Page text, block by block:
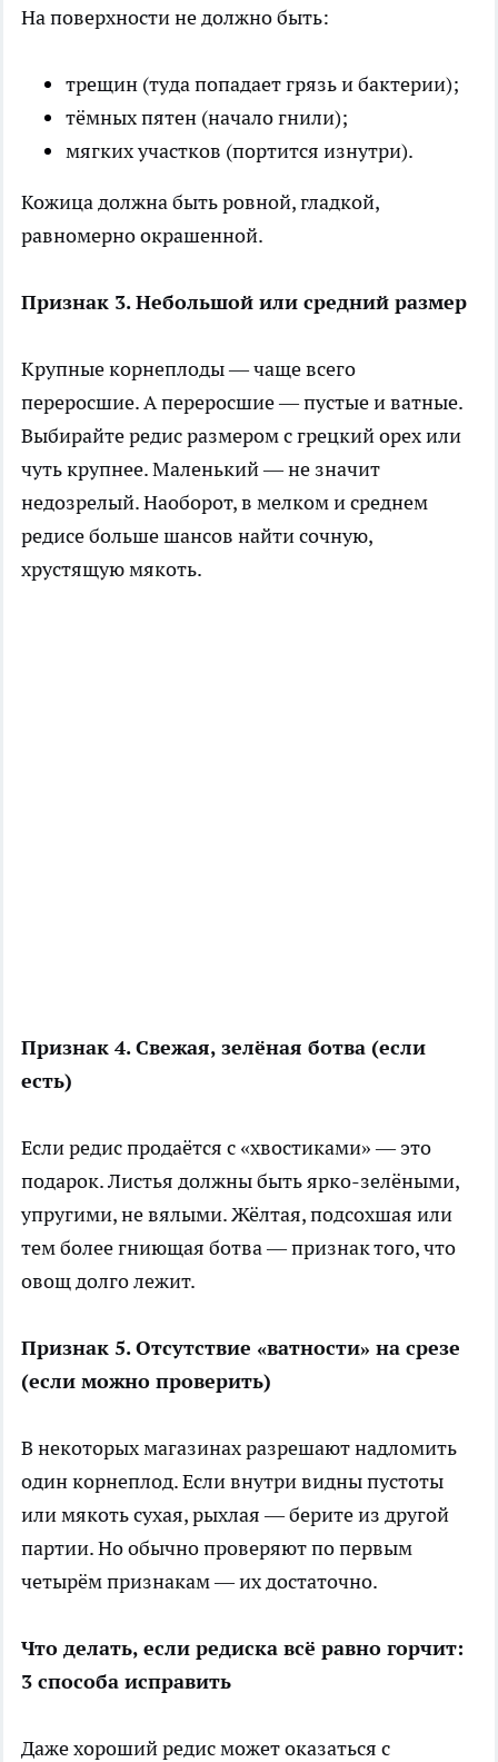
На поверхности не должно быть:
трещин (туда попадает грязь и бактерии);
тёмных пятен (начало гнили);
мягких участков (портится изнутри).
Кожица должна быть ровной, гладкой,
равномерно окрашенной.
Признак 3. Небольшой или средний размер
Крупные корнеплоды — чаще всего
переросшие. А переросшие — пустые и ватные.
Выбирайте редис размером с грецкий орех или
чуть крупнее. Маленький — не значит
недозрелый. Наоборот, в мелком и среднем
редисе больше шансов найти сочную,
хрустящую мякоть.
Признак 4. Свежая, зелёная ботва (если
есть)
Если редис продаётся с «хвостиками» — это
подарок. Листья должны быть ярко-зелёными,
упругими, не вялыми. Жёлтая, подсохшая или
тем более гниющая ботва — признак того, что
овощ долго лежит.
Признак 5. Отсутствие «ватности» на срезе
(если можно проверить)
В некоторых магазинах разрешают надломить
один корнеплод. Если внутри видны пустоты
или мякоть сухая, рыхлая — берите из другой
партии. Но обычно проверяют по первым
четырём признакам — их достаточно.
Что делать, если редиска всё равно горчит:
3 способа исправить
Даже хороший редис может оказаться с